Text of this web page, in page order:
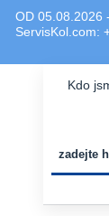
OD 05.08.2026
ServisKol.com:
Kdo